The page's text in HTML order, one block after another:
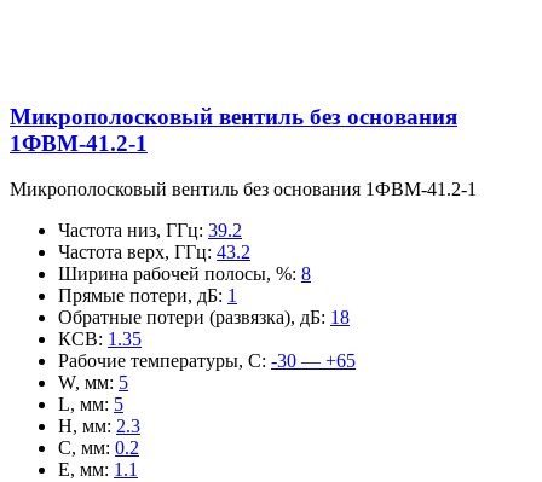
Микрополосковый вентиль без основания
1ФВМ-41.2-1
Микрополосковый вентиль без основания 1ФВМ-41.2-1
Частота низ, ГГц: 39.2
Частота верх, ГГц: 43.2
Ширина рабочей полосы, %: 8
Прямые потери, дБ: 1
Обратные потери (развязка), дБ: 18
КСВ: 1.35
Рабочие температуры, С: -30 — +65
W, мм: 5
L, мм: 5
H, мм: 2.3
C, мм: 0.2
E, мм: 1.1